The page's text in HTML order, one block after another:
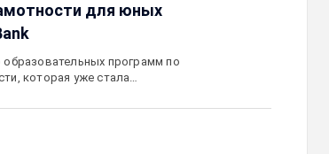
для юных
программ по
которая уже стала…